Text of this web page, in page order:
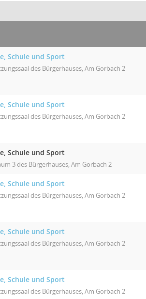
Schule und Sport
des Bürgerhauses, Am Gorbach 2
Schule und Sport
des Bürgerhauses, Am Gorbach 2
Schule und Sport
3 des Bürgerhauses, Am Gorbach 2
Schule und Sport
des Bürgerhauses, Am Gorbach 2
Schule und Sport
des Bürgerhauses, Am Gorbach 2
Schule und Sport
des Bürgerhauses, Am Gorbach 2